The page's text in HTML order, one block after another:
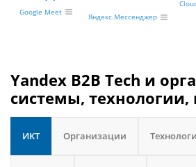
Google Meet
Яндекс.Мессенджер
Yandex B2B Tech и
системы, технологии,
ИКТ Организации